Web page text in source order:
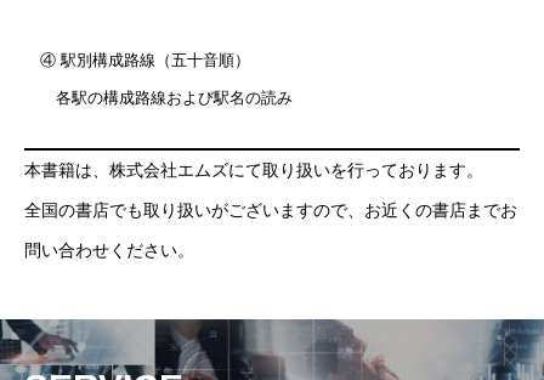
④ 駅別構成路線（五十音順）
各駅の構成路線および駅名の読み
本書籍は、株式会社エムズにて取り扱いを行っております。
全国の書店でも取り扱いがございますので、お近くの書店までお
問い合わせください。